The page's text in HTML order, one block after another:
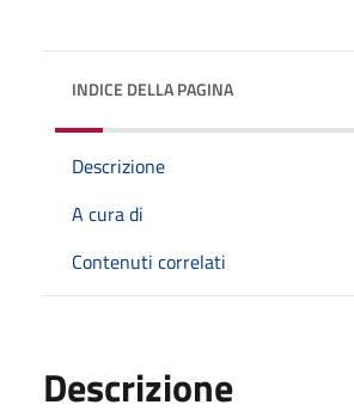
INDICE DELLA PAGINA
Descrizione
A cura di
Contenuti correlati
Descrizione